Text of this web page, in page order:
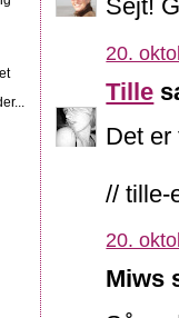
Sejt!
20.
Tille
Det er
// tille-
20.
Miws